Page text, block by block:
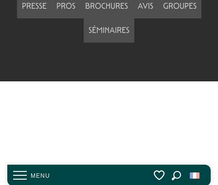
MENU
PRESSE PROS BROCHURES AVIS GROUPES
SÉMINAIRES